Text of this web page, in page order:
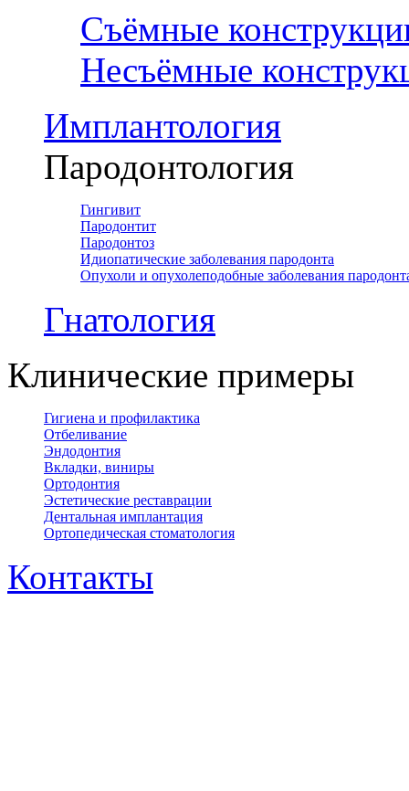
Съёмные
Несъёмные
Имплантология
Пародонтология
Гингивит
Пародонтит
Пародонтоз
Идиопатические заболевания пародонта
Опухоли и опухолеподобные заболевания
Гнатология
Клинические примеры
Гигиена и профилактика
Отбеливание
Эндодонтия
Вкладки, виниры
Ортодонтия
Эстетические реставрации
Дентальная имплантация
Ортопедическая cтоматология
Контакты